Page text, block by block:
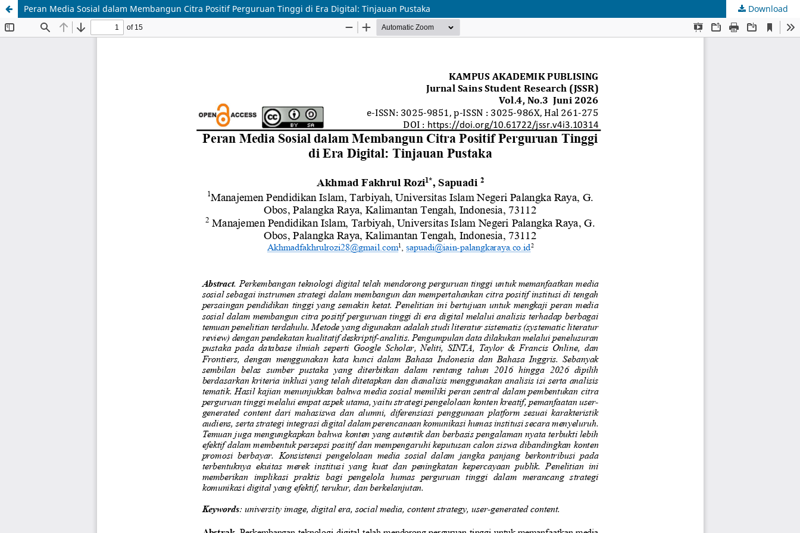
Peran Media Sosial dalam Membangun Citra Positif Perguruan Tinggi di Era Digital: Tinjauan Pustaka Download